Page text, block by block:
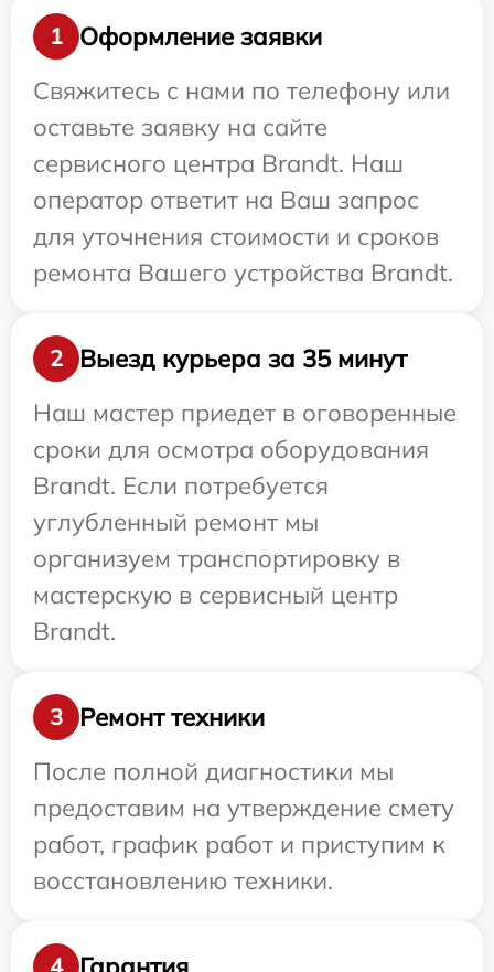
1
Оформление заявки
Свяжитесь с нами по телефону или
оставьте заявку на сайте
сервисного центра Brandt. Наш
оператор ответит на Ваш запрос
для уточнения стоимости и сроков
ремонта Вашего устройства Brandt.
2
Выезд курьера за 35 минут
Наш мастер приедет в оговоренные
сроки для осмотра оборудования
Brandt. Если потребуется
углубленный ремонт мы
организуем транспортировку в
мастерскую в сервисный центр
Brandt.
3
Ремонт техники
После полной диагностики мы
предоставим на утверждение смету
работ, график работ и приступим к
восстановлению техники.
4